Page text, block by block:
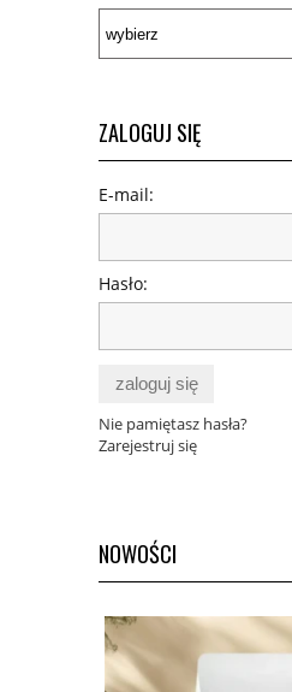
ZALOGUJ SIĘ
E-mail:
Hasło:
zaloguj się
Nie pamiętasz hasła?
Zarejestruj się
NOWOŚCI